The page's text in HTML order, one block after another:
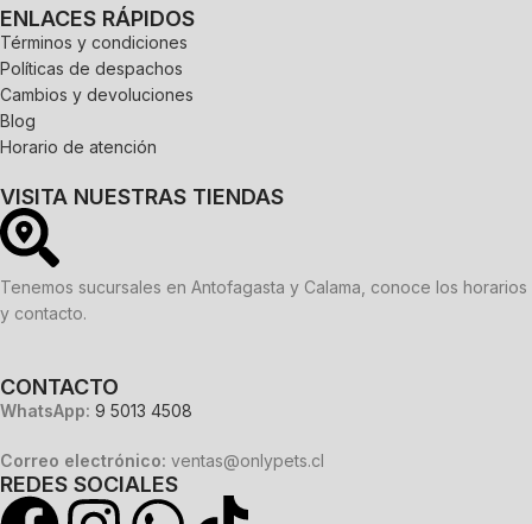
ENLACES RÁPIDOS
Términos y condiciones
Políticas de despachos
Cambios y devoluciones
Blog
Horario de atención
VISITA NUESTRAS TIENDAS
Tenemos sucursales en Antofagasta y Calama, conoce los horarios
y contacto.
CONTACTO
WhatsApp: 9 5013 4508
Correo electrónico: ventas@onlypets.cl
REDES SOCIALES